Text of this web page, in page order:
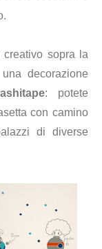
creativo sopra la
decorazione
: potete
con camino
di diverse